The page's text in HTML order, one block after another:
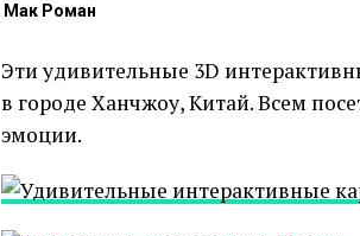
Мак Роман
Эти удивительные 3D
в городе Ханчжоу, Китай. Всем
эмоции.